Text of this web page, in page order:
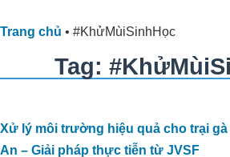
Trang chủ • #KhửMùiSinhHọc
Tag:
Xử lý môi trường hiệu quả cho trại gà
An – Giải pháp thực tiễn từ JVSF